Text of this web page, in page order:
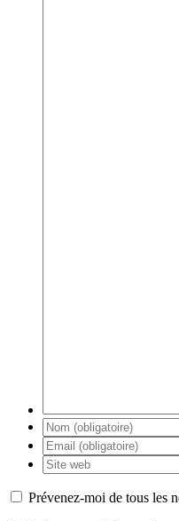
Prévenez-moi de tous les